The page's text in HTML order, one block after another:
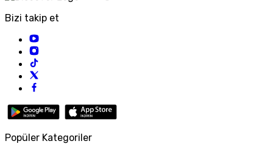
Bizi takip et
Popüler Kategoriler